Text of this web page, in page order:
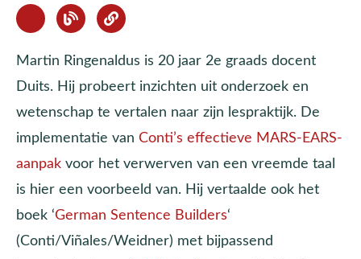
Martin Ringenaldus is 20 jaar 2e graads docent
Duits. Hij probeert inzichten uit onderzoek en
wetenschap te vertalen naar zijn lespraktijk. De
implementatie van Conti’s effectieve MARS-EARS-
aanpak voor het verwerven van een vreemde taal
is hier een voorbeeld van. Hij vertaalde ook het
boek ‘German Sentence Builders‘
(Conti/Viñales/Weidner) met bijpassend